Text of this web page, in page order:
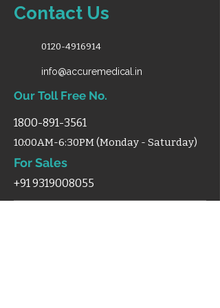
Contact Us
0120-4916914
info@accuremedical.in
Our Toll Free No.
1800-891-3561
10:00AM-6:30PM (Monday - Saturday)
For Sales
+91 9319008055